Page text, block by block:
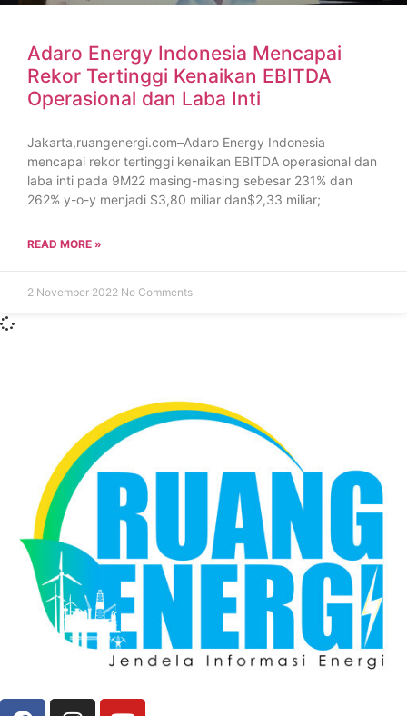
Adaro Energy Indonesia Mencapai
Rekor Tertinggi Kenaikan EBITDA
Operasional dan Laba Inti
Jakarta,ruangenergi.com–Adaro Energy Indonesia
mencapai rekor tertinggi kenaikan EBITDA operasional dan
laba inti pada 9M22 masing-masing sebesar 231% dan
262% y-o-y menjadi $3,80 miliar dan$2,33 miliar;
READ MORE »
2 November 2022 No Comments